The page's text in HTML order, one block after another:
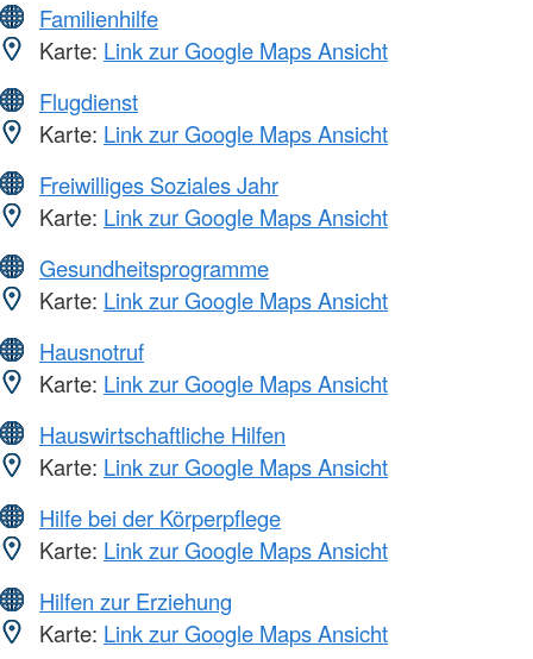
Familienhilfe
Karte: Link zur Google Maps Ansicht
Flugdienst
Karte: Link zur Google Maps Ansicht
Freiwilliges Soziales Jahr
Karte: Link zur Google Maps Ansicht
Gesundheitsprogramme
Karte: Link zur Google Maps Ansicht
Hausnotruf
Karte: Link zur Google Maps Ansicht
Hauswirtschaftliche Hilfen
Karte: Link zur Google Maps Ansicht
Hilfe bei der Körperpflege
Karte: Link zur Google Maps Ansicht
Hilfen zur Erziehung
Karte: Link zur Google Maps Ansicht